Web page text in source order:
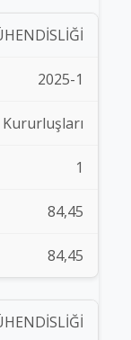
2025-1
1
84,45
84,45